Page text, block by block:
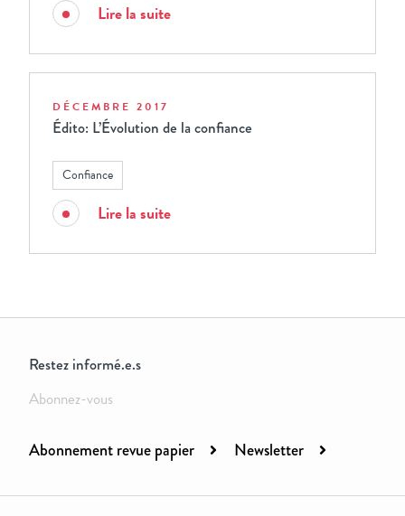
Lire la suite
DÉCEMBRE 2017
Édito: L’Évolution de la confiance
Confiance
Lire la suite
Restez informé.e.s
Abonnez-vous
Abonnement revue papier Newsletter